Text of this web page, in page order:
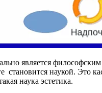
является
становится наукой. Это
наука эстетика.